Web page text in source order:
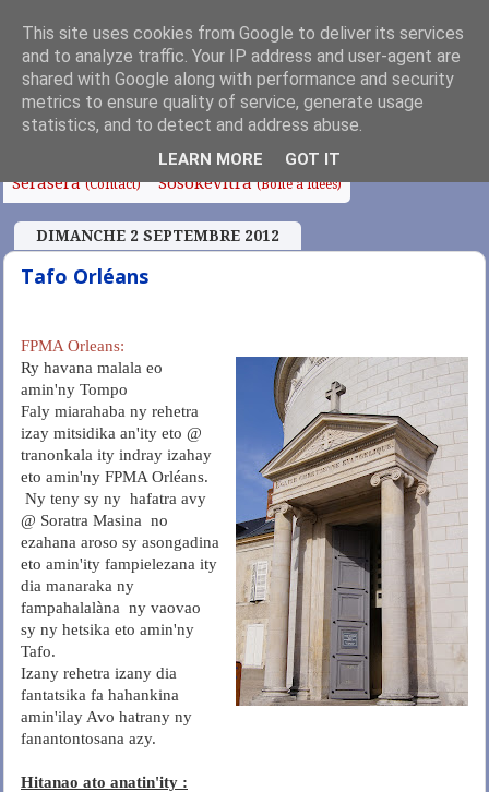
Fanoroana (Index) Fanolorana (Intro) Edito
Anjara Soa
Serasera(Contact) Sosokevitra(Boîte à idées)
DIMANCHE 2 SEPTEMBRE 2012
Tafo Orléans
FPMA Orleans:
Ry havana malala eo
amin'ny Tompo
Faly miarahaba ny rehetra
izay mitsidika an'ity eto @
tranonkala ity indray izahay
eto amin'ny FPMA Orléans.
Ny teny sy ny hafatra avy
@ Soratra Masina no
ezahana aroso sy asongadina
eto amin'ity fampielezana ity
dia manaraka ny
fampahalalàna ny vaovao
sy ny hetsika eto amin'ny
Tafo.
Izany rehetra izany dia
fantatsika fa hahankina
amin'ilay Avo hatrany ny
fanantontosana azy.
Hitanao ato anatin'ity :
This site uses cookies from Google to deliver its services
and to analyze traffic. Your IP address and user-agent are
shared with Google along with performance and security
metrics to ensure quality of service, generate usage
statistics, and to detect and address abuse.
LEARN MORE GOT IT